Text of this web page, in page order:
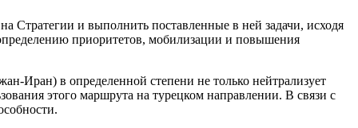
Стратегии и выполнить поставленные в ней задачи, исходя
приоритетов, мобилизации и повышения
Иран) в определенной степени не только нейтрализует
этого маршрута на турецком направлении. B связи с